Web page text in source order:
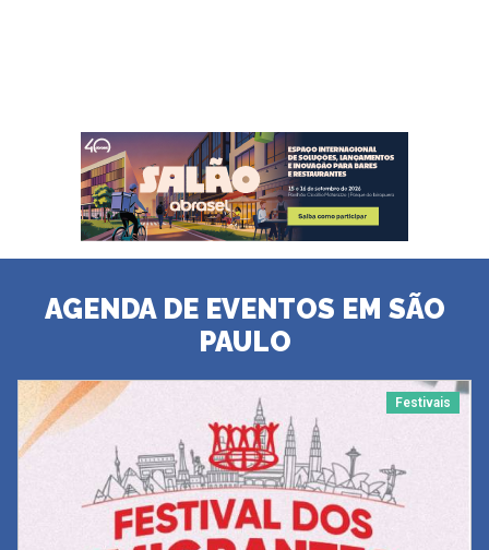
AGENDA DE EVENTOS EM SÃO
PAULO
Festivais